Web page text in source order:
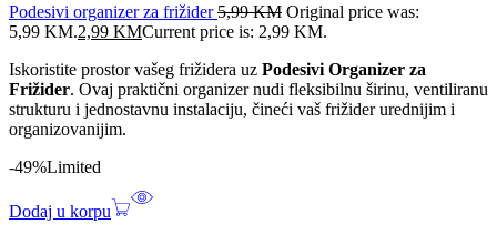
Podesivi organizer za frižider5,99KM Original price was:
5,99 KM.2,99 KMCurrent price is: 2,99 KM.
Iskoristite prostor vašeg frižidera uz Podesivi Organizer za
Frižider. Ovaj praktični organizer nudi fleksibilnu širinu, ventiliranu
strukturu i jednostavnu instalaciju, čineći vaš frižider urednijim i
organizovanijim.
-49%Limited
Dodaj u korpu